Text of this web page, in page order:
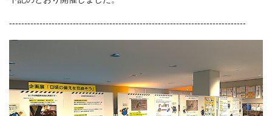
------------------------------------------------------------------------------